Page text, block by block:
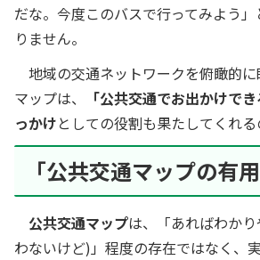
だな。今度このバスで行ってみよう
りません。
地域の交通ネットワークを俯瞰的
マップは、
「公共交通でお出かけで
っかけとしての役割も果たしてくれる
「公共交通マップの有用
公共交通マップは、「あればわか
わないけど)」程度の存在ではなく、